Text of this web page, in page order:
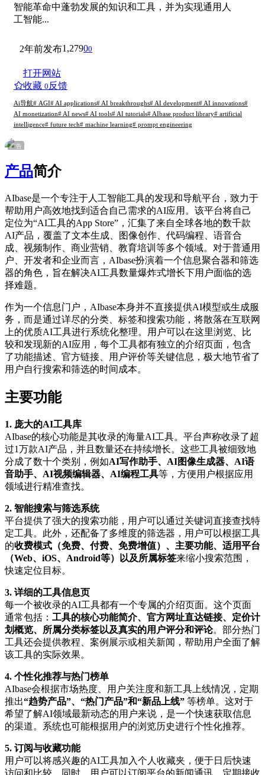
智能革命中蓬勃发展的知识和工具，并为实现通用人
工智能...
2年前发布1,27900
打开网站
收藏 0反馈
Ai导航# AGI# AI applications# AI breakthroughs# AI development# AI innovations#
AI monetization# AI news# AI tools# AI tutorials# AIbase product library# artificial
intelligence# future tech# machine learning# prompt engineering
广告
产品简介
AIbase是一个专注于人工智能工具的发现和导航平台，致力于
帮助用户高效地找到适合自己需求的AI应用。该平台将自己
定位为“AI工具的App Store”，汇集了来自全球各地的数千款
AI产品，覆盖了文本生成、图像创作、代码编程、语音合
成、视频制作、商业营销、教育培训等多个领域。对于普通用
户、开发者和企业而言，AIbase扮演着一个信息聚合器和筛选
器的角色，旨在解决AI工具数量爆炸式增长下用户面临的选
择难题。
作为一个信息门户，AIbase本身并不直接提供AI模型或生成服
务，而是通过详尽的分类、标签和搜索功能，将散落在互联网
上的优质AI工具进行系统化整理。用户可以在这里浏览、比
较和发现新的AI应用，每个工具都有独立的介绍页面，包含
了功能描述、官方链接、用户评价等关键信息，极大地节省了
用户自行搜索和筛选的时间成本。
主要功能
1. 庞大的AI工具库
AIbase的核心功能是其收录的海量AI工具。平台声称收录了超
过1万款AI产品，并且数量还在持续增长。这些工具被细致地
分成了数十个类别，例如AI写作助手、AI图像生成器、AI语
音助手、AI视频编辑器、AI编程工具等，方便用户根据应用
领域进行精准查找。
2. 智能搜索与筛选系统
平台提供了强大的搜索功能，用户可以通过关键词直接查找特
定工具。此外，还配备了多维度的筛选器，用户可以根据工具
的收费模式（免费、付费、免费增值）、主要功能、适用平台
（Web、iOS、Android等）以及所属标签来缩小搜索范围，
快速定位目标。
3. 详细的工具信息页
每一个被收录的AI工具都有一个专属的介绍页面。这个页面
通常包括： 工具的核心功能简介、官方网址直达链接、定价计
划概览、所属分类标签以及真实的用户评分和评论。部分热门
工具还会提供教程、案例展示或相关新闻，帮助用户全面了解
该工具的实际效果。
4. 个性化推荐与热门榜单
AIbase会根据市场热度、用户关注度和新工具上线情况，定期
推出“趋势产品”、“热门产品”和“新品上线” 等榜单。这对于
希望了解AI领域最新动态的用户来说，是一个快速获取信息
的渠道。系统也可能根据用户的浏览历史进行个性化推荐。
5. 订阅与收藏功能
用户可以将感兴趣的AI工具加入个人收藏夹，便于日后快速